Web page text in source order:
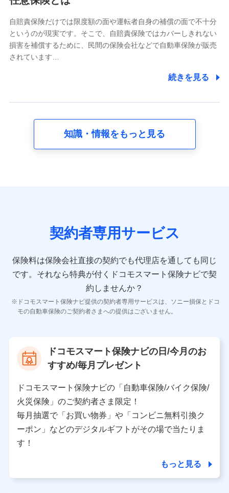
又は株式会社NTTドコモが提供する各種サービスのご契
約状態・ご利用履歴インターネット利用時の行動に関す
る情報、アプリケーション利用時の行動に関する情報、
購入されたサービスや商品の名称・購入場所・決済に関
する情報、アンケートの回答に関する情報などが含まれ
の内容、保険料、保険料のお支払方法、車のメーカーや
走行距離などの情報、建物の構造や築年数などの情報、
険契約に関する情報。例として、保険契約者及び被保険
者の氏名、住所、生年月日、性別、保険契約者と被保険
報、建物の構造や築年数などの情報、ペットの種類や年
齢などの情報などが含まれます。
【共同して利用する者の範囲】
当社
当社又は株式会社NTTドコモが提供する保険関連サービ
スにおけるユーザ登録受付および管理のため
を受けている保険会社・提携会社の保険その他に関する
情報を提供するため、また維持管理等の委託業務遂行の
ため、またそれらに付帯、関連する当社、株式会社NTT
ドコモおよび提携会社のサービスを案内、提供するため
（各サービスで取得したサービス利用履歴、ウェブサイ
トの閲覧履歴、購買履歴、ご契約内容等のパーソナルデ
ータを分析して、お客さまの趣味・嗜好・傾向に応じた
自賠責保険だけでは限度額の面や運転者自身の補償の面で不十分
というのが現実です。そこで、自賠責保険ではカバーしきれない
損害を補償するために、民間の保険会社などで自動車保険が販売
されています…
続きを見る
知識・情報をもっと見る
契約者専用サービス
保険料は保険会社直接の契約でも代理店を通しても同じ
です。 それなら特典が付くドコモスマート保険ナビで契
約しませんか？
ドコモスマート保険ナビ提供の契約者専用サービスは、ソニー損保とドコ
モの自動車保険のご契約者さまへの提供はございません。
ドコモスマート保険ナビの日/今月のお
すすめ/毎月プレゼント
ドコモスマート保険ナビの「自動車保険/バイク保険/
火災保険」のご契約者さま限定！
毎月抽選で「お買い物券」や「コンビニ無料引換ク
ーポン」などのデジタルギフトがその場で当たりま
す！
もっと見る